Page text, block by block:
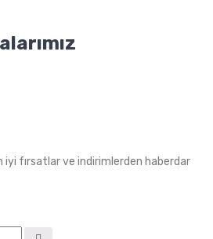
iyi fırsatlar ve indirimlerden haberdar